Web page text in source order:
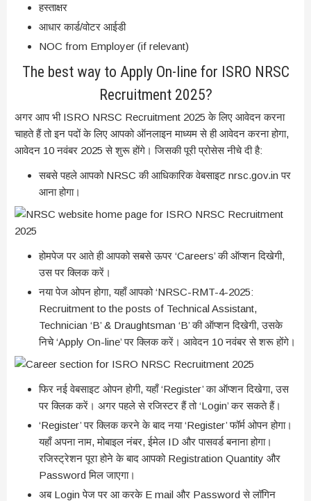
हस्ताक्षर
आधार कार्ड/वोटर आईडी
NOC from Employer (if relevant)
The best way to Apply On-line for ISRO NRSC
Recruitment 2025?
अगर आप भी ISRO NRSC Recruitment 2025 के लिए आवेदन करना
चाहते हैं तो इन पदों के लिए आपको ऑनलाइन माध्यम से ही आवेदन करना होगा,
आवेदन 10 नवंबर 2025 से शुरू होंगे। जिसकी पूरी प्रोसेस नीचे दी है:
सबसे पहले आपको NRSC की आधिकारिक वेबसाइट nrsc.gov.in पर
आना होगा।
होमपेज पर आते ही आपको सबसे ऊपर ‘Careers’ की ऑप्शन दिखेगी,
उस पर क्लिक करें।
नया पेज ओपन होगा, यहाँ आपको ‘NRSC-RMT-4-2025:
Recruitment to the posts of Technical Assistant,
Technician ‘B’ & Draughtsman ‘B’ की ऑप्शन दिखेगी, उसके
निचे ‘Apply On-line’ पर क्लिक करें। आवेदन 10 नवंबर से शरू होंगे।
फिर नई वेबसाइट ओपन होगी, यहाँ ‘Register’ का ऑप्शन दिखेगा, उस
पर क्लिक करें। अगर पहले से रजिस्टर हैं तो ‘Login’ कर सकते हैं।
‘Register’ पर क्लिक करने के बाद नया ‘Register’ फॉर्म ओपन होगा।
यहाँ अपना नाम, मोबाइल नंबर, ईमेल ID और पासवर्ड बनाना होगा।
रजिस्ट्रेशन पूरा होने के बाद आपको Registration Quantity और
Password मिल जाएगा।
अब Login पेज पर आ करके E mail और Password से लॉगिन